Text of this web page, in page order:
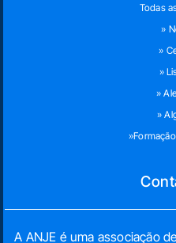
Todas
»
»
»
»
»
A ANJE é uma associação